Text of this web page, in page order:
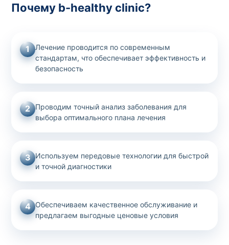
Почему b-healthy clinic?
1
Лечение проводится по современным
стандартам, что обеспечивает эффективность и
безопасность
2
Проводим точный анализ заболевания для
выбора оптимального плана лечения
3 Используем передовые технологии для быстрой
и точной диагностики
4 Обеспечиваем качественное обслуживание и
предлагаем выгодные ценовые условия